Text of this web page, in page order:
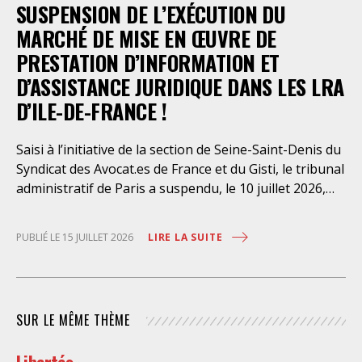
août dernier, le Conseil d’Etat a aboli les privilèges
dont l’infirmerie psychiatrique de la préfecture de
police a depuis trop longtemps
SUSPENSION DE L’EXÉCUTION DU
MARCHÉ DE MISE EN ŒUVRE DE
PRESTATION D’INFORMATION ET
D’ASSISTANCE JURIDIQUE DANS LES LRA
D’ILE-DE-FRANCE !
Saisi à l’initiative de la section de Seine-Saint-Denis du
Syndicat des Avocat.es de France et du Gisti, le tribunal
administratif de Paris a suspendu, le 10 juillet 2026,
œuvre de prestations d’information et d’assistance
juridique des étrangers maintenus dans les locaux de
droits fondamentaux des personnes retenues et
PUBLIÉ LE 15 JUILLET 2026 LIRE LA SUITE
SUR LE MÊME THÈME